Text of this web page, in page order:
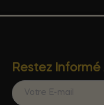
Restez